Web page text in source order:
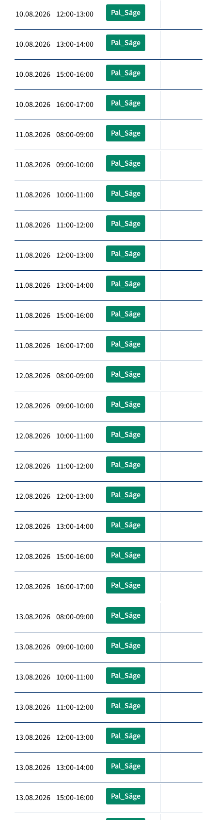
10.08.2026 12:00-13:00 Pal_Säge
10.08.2026 13:00-14:00 Pal_Säge
10.08.2026 15:00-16:00 Pal_Säge
10.08.2026 16:00-17:00 Pal_Säge
11.08.2026 08:00-09:00 Pal_Säge
11.08.2026 09:00-10:00 Pal_Säge
11.08.2026 10:00-11:00 Pal_Säge
11.08.2026 11:00-12:00 Pal_Säge
11.08.2026 12:00-13:00 Pal_Säge
11.08.2026 13:00-14:00 Pal_Säge
11.08.2026 15:00-16:00 Pal_Säge
11.08.2026 16:00-17:00 Pal_Säge
12.08.2026 08:00-09:00 Pal_Säge
12.08.2026 09:00-10:00 Pal_Säge
12.08.2026 10:00-11:00 Pal_Säge
12.08.2026 11:00-12:00 Pal_Säge
12.08.2026 12:00-13:00 Pal_Säge
12.08.2026 13:00-14:00 Pal_Säge
12.08.2026 15:00-16:00 Pal_Säge
12.08.2026 16:00-17:00 Pal_Säge
13.08.2026 08:00-09:00 Pal_Säge
13.08.2026 09:00-10:00 Pal_Säge
13.08.2026 10:00-11:00 Pal_Säge
13.08.2026 11:00-12:00 Pal_Säge
13.08.2026 12:00-13:00 Pal_Säge
13.08.2026 13:00-14:00 Pal_Säge
13.08.2026 15:00-16:00 Pal_Säge